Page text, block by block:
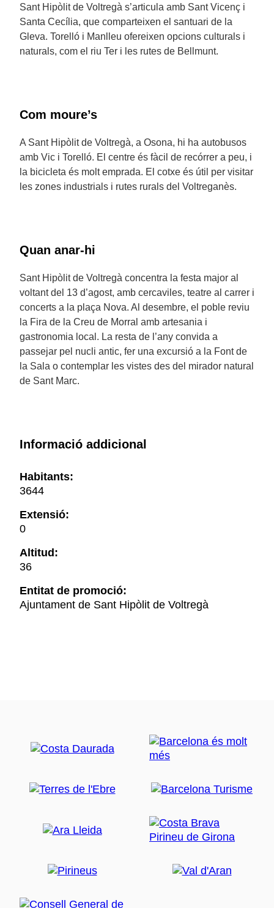
Sant Hipòlit de Voltregà s’articula amb Sant Vicenç i
Santa Cecília, que comparteixen el santuari de la
Gleva. Torelló i Manlleu ofereixen opcions culturals i
naturals, com el riu Ter i les rutes de Bellmunt.
Com moure’s
A Sant Hipòlit de Voltregà, a Osona, hi ha autobusos
amb Vic i Torelló. El centre és fàcil de recórrer a peu, i
la bicicleta és molt emprada. El cotxe és útil per visitar
les zones industrials i rutes rurals del Voltreganès.
Quan anar-hi
Sant Hipòlit de Voltregà concentra la festa major al
voltant del 13 d’agost, amb cercaviles, teatre al carrer i
concerts a la plaça Nova. Al desembre, el poble reviu
la Fira de la Creu de Morral amb artesania i
gastronomia local. La resta de l’any convida a
passejar pel nucli antic, fer una excursió a la Font de
la Sala o contemplar les vistes des del mirador natural
de Sant Marc.
Informació addicional
Habitants:
3644
Extensió:
0
Altitud:
36
Entitat de promoció:
Ajuntament de Sant Hipòlit de Voltregà